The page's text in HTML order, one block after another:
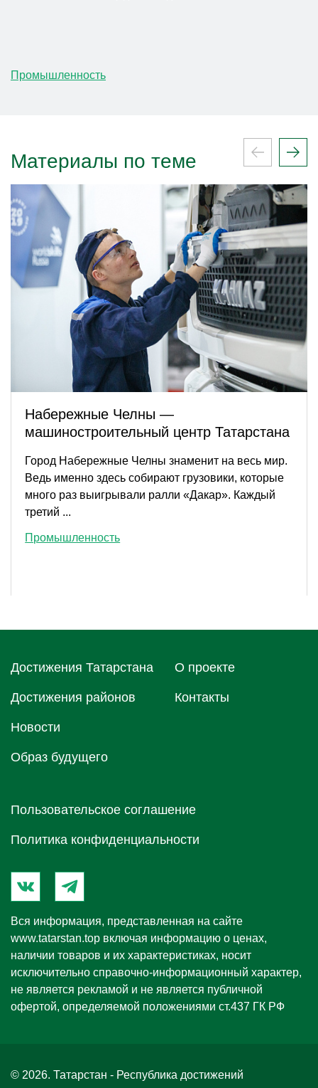
Промышленность
Материалы по теме
Набережные Челны —
машиностроительный центр Татарстана
Город Набережные Челны знаменит на весь мир.
Ведь именно здесь собирают грузовики, которые
много раз выигрывали ралли «Дакар». Каждый
третий ...
Промышленность
Достижения Татарстана
Достижения районов
Новости
Образ будущего
О проектe
Контакты
Пользовательское соглашение
Политика конфиденциальности
Вся информация, представленная на сайте
www.tatarstan.top включая информацию о ценах,
наличии товаров и их характеристиках, носит
исключительно справочно-информационный характер,
не является рекламой и не является публичной
офертой, определяемой положениями ст.437 ГК РФ
© 2026. Татарстан - Республика достижений